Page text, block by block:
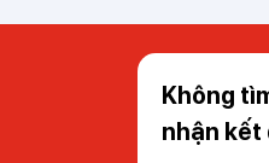
Không
nhận kết